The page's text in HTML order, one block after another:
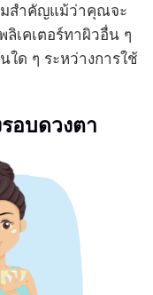
มสำคัญแม้ว่าคุณจะ
เคเตอร์ทาผิวอื่น ๆ
ใด ๆ ระหว่างการใช้
อบดวงตา